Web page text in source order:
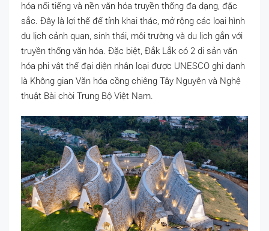
hóa nổi tiếng và nền văn hóa truyền thống đa dạng, đặc
sắc. Đây là lợi thế để tỉnh khai thác, mở rộng các loại hình
du lịch cảnh quan, sinh thái, môi trường và du lịch gắn với
truyền thống văn hóa. Đặc biệt, Đắk Lắk có 2 di sản văn
hóa phi vật thể đại diện nhân loại được UNESCO ghi danh
là Không gian Văn hóa cồng chiêng Tây Nguyên và Nghệ
thuật Bài chòi Trung Bộ Việt Nam.